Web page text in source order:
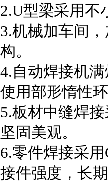
2.U型梁采用不
3.机械加车间
构。
4.自动焊接机
使用部形惰性
5.板材中缝焊
坚固美观。
6.零件焊接采
接件强度，长